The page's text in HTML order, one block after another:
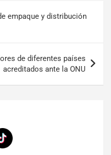
empaque y distribución
de diferentes países
acreditados ante la ONU